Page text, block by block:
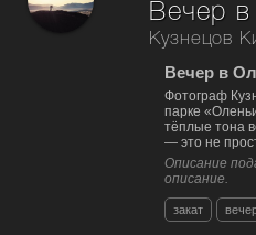
Вечер в
Кузнецов
Вечер в
Фотограф
парке
тёплые тона
— это не
Описание
описание.
закат